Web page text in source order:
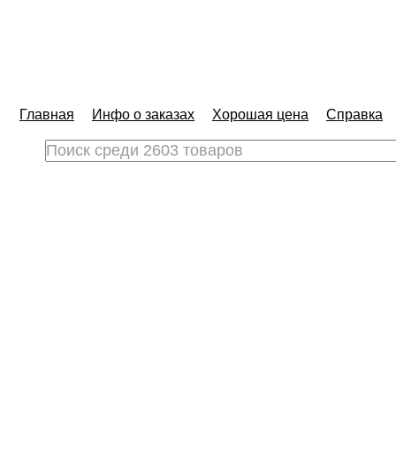
Главная Инфо о заказах Хорошая цена Справка